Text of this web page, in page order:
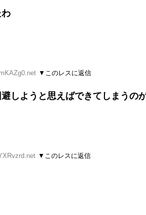
▼このレスに返信
しようと思えばできてしまうの
▼このレスに返信